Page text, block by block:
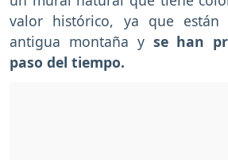
valor histórico, ya que están
antigua montaña yse han
paso del tiempo.